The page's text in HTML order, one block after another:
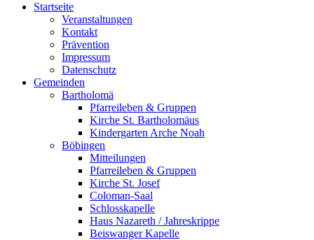
Startseite
Veranstaltungen
Kontakt
Prävention
Impressum
Datenschutz
Gemeinden
Bartholomä
Pfarreileben & Gruppen
Kirche St. Bartholomäus
Kindergarten Arche Noah
Böbingen
Mitteilungen
Pfarreileben & Gruppen
Kirche St. Josef
Coloman-Saal
Schlosskapelle
Haus Nazareth / Jahreskrippe
Beiswanger Kapelle